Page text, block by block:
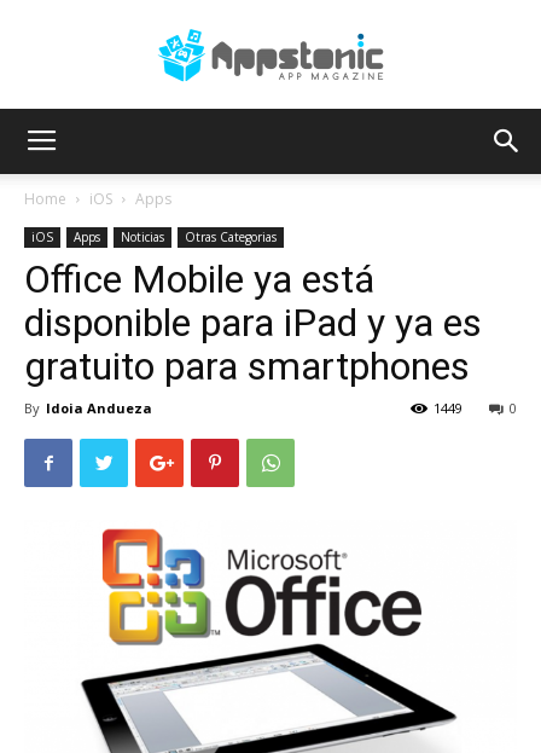
Home iOS Apps
iOS Apps Noticias Otras Categorias
Office Mobile ya está
disponible para iPad y ya es
gratuito para smartphones
By Idoia Andueza 0
1449